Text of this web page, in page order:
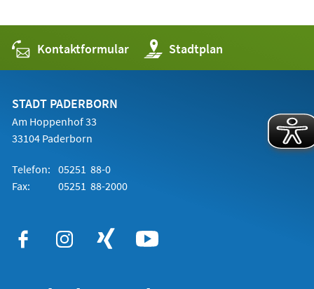
Kontaktformular Stadtplan
(Öffnet
in
einem
STADT PADERBORN
Am Hoppenhof 33
33104 Paderborn
Telefon: 05251 88-0
Fax:
05251 88-2000